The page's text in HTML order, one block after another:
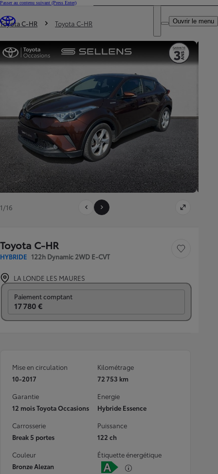
Passer au contenu suivant (Press Enter)
Trouvez un partenaire Toyota
DEALER NAME
Ouvrir le menu
Vous êtes ici
Toyota C-HR Toyota C-HR
1/16
Toyota C-HR
HYBRIDE 122h Dynamic 2WD E-CVT
Sauvegarder le
LA LONDE LES MAURES
Paiement comptant
17 780 €
Mise en circulation
10-2017
Kilométrage
72 753 km
Garantie
12 mois Toyota Occasions
Energie
Hybride Essence
Carrosserie
Break 5 portes
Puissance
122 ch
Couleur
Bronze Alezan
Étiquette énergétique